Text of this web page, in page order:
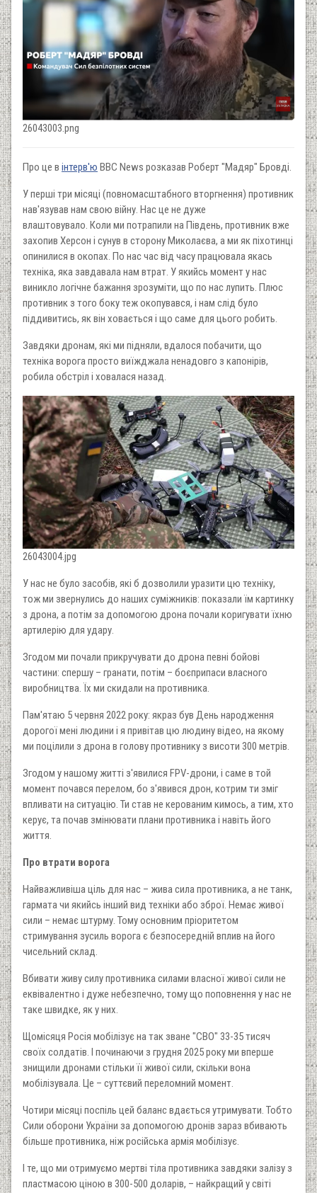
26043003.png
Про це в інтерв'ю ВВС News розказав Роберт "Мадяр" Бровді.
У перші три місяці (повномасштабного вторгнення) противник
нав'язував нам свою війну. Нас це не дуже
влаштовувало. Коли ми потрапили на Південь, противник вже
захопив Херсон і сунув в сторону Миколаєва, а ми як піхотинці
опинилися в окопах. По нас час від часу працювала якась
техніка, яка завдавала нам втрат. У якийсь момент у нас
виникло логічне бажання зрозуміти, що по нас лупить. Плюс
противник з того боку теж окопувався, і нам слід було
піддивитись, як він ховається і що саме для цього робить.
Завдяки дронам, які ми підняли, вдалося побачити, що
техніка ворога просто виїжджала ненадовго з капонірів,
робила обстріл і ховалася назад.
26043004.jpg
У нас не було засобів, які б дозволили уразити цю техніку,
тож ми звернулись до наших суміжників: показали їм картинку
з дрона, а потім за допомогою дрона почали коригувати їхню
артилерію для удару.
Згодом ми почали прикручувати до дрона певні бойові
частини: спершу – гранати, потім – боєприпаси власного
виробництва. Їх ми скидали на противника.
Пам'ятаю 5 червня 2022 року: якраз був День народження
дорогої мені людини і я привітав цю людину відео, на якому
ми поцілили з дрона в голову противнику з висоти 300 метрів.
Згодом у нашому житті з'явилися FPV-дрони, і саме в той
момент почався перелом, бо з'явився дрон, котрим ти зміг
впливати на ситуацію. Ти став не керованим кимось, а тим, хто
керує, та почав змінювати плани противника і навіть його
життя.
Про втрати ворога
Найважливіша ціль для нас – жива сила противника, а не танк,
гармата чи якийсь інший вид техніки або зброї. Немає живої
сили – немає штурму. Тому основним пріоритетом
стримування зусиль ворога є безпосередній вплив на його
чисельний склад.
Вбивати живу силу противника силами власної живої сили не
еквівалентно і дуже небезпечно, тому що поповнення у нас не
таке швидке, як у них.
Щомісяця Росія мобілізує на так зване "СВО" 33-35 тисяч
своїх солдатів. І починаючи з грудня 2025 року ми вперше
знищили дронами стільки її живої сили, скільки вона
мобілізувала. Це – суттєвий переломний момент.
Чотири місяці поспіль цей баланс вдається утримувати. Тобто
Сили оборони України за допомогою дронів зараз вбивають
більше противника, ніж російська армія мобілізує.
І те, що ми отримуємо мертві тіла противника завдяки залізу з
пластмасою ціною в 300-500 доларів, – найкращий у світі